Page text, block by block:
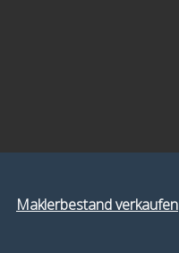
Maklerbestand verkaufen